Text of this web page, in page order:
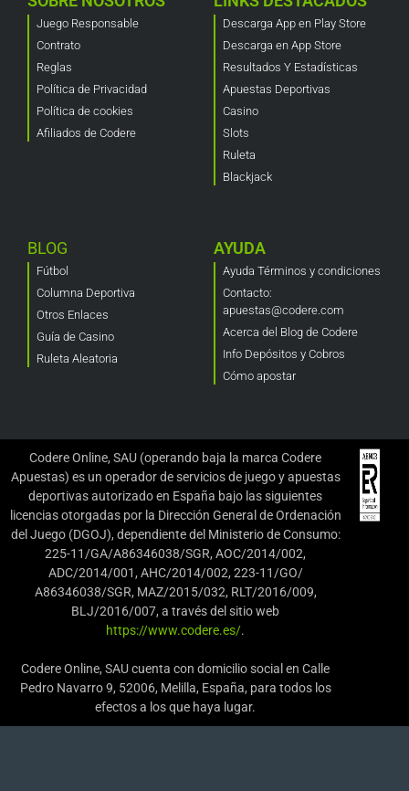
Juego Responsable
Contrato
Reglas
Política de Privacidad
Política de cookies
Afiliados de Codere
Descarga App en Play Store
Descarga en App Store
Resultados Y Estadísticas
Apuestas Deportivas
Casino
Slots
Ruleta
Blackjack
BLOG
Fútbol
Columna Deportiva
Otros Enlaces
Guía de Casino
Ruleta Aleatoria
AYUDA
Ayuda Términos y condiciones
Contacto:
apuestas@codere.com
Acerca del Blog de Codere
Info Depósitos y Cobros
Cómo apostar
Codere Online, SAU (operando baja la marca Codere
Apuestas) es un operador de servicios de juego y apuestas
deportivas autorizado en España bajo las siguientes
licencias otorgadas por la Dirección General de Ordenación
del Juego (DGOJ), dependiente del Ministerio de Consumo:
225-11/GA/A86346038/SGR, AOC/2014/002,
ADC/2014/001, AHC/2014/002, 223-11/GO/
A86346038/SGR, MAZ/2015/032, RLT/2016/009,
BLJ/2016/007, a través del sitio web
https://www.codere.es/.
Codere Online, SAU cuenta con domicilio social en Calle
Pedro Navarro 9, 52006, Melilla, España, para todos los
efectos a los que haya lugar.